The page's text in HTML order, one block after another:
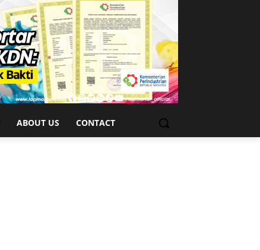
ABOUT US CONTACT